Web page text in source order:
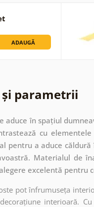
ADAUGĂ
parametrii
aduce în spațiul
cu
pentru a aduce
Materialul de
excelentă pentru
pot înfrumuseța
interioară.